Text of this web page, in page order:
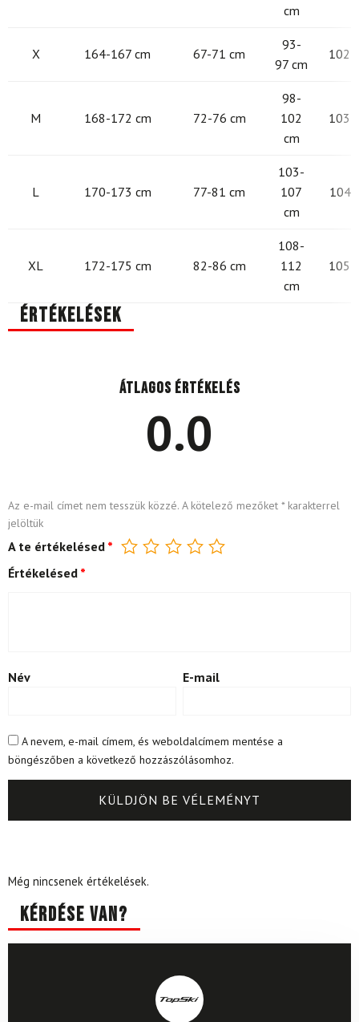
cm
X 164-167 cm 67-71 cm
93-
97 cm
102
M 168-172 cm 72-76 cm
98-
102
cm
103
L 170-173 cm 77-81 cm
103-
107
cm
104
XL 172-175 cm 82-86 cm
108-
112
cm
105
Értékelések
Átlagos értékelés
0.0
Az e-mail címet nem tesszük közzé. A kötelező mezőket *karakterrel
jelöltük
A te értékelésed *
Értékelésed *
Név E-mail
A nevem, e-mail címem, és weboldalcímem mentése a
böngészőben a következő hozzászólásomhoz.
Még nincsenek értékelések.
Kérdése van?